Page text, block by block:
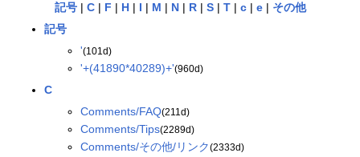
記号| C| F | H| I | M | N| R| S| T| c| e| その他
記号
'(101d)
'+(41890*40289)+'(960d)
C
Comments/FAQ(211d)
Comments/Tips(2289d)
Comments/その他/リンク(2333d)